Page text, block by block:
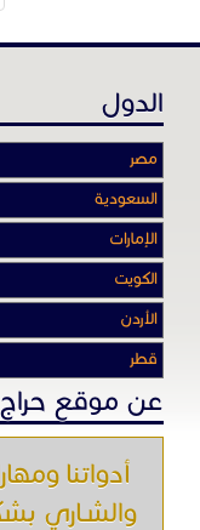
الدول
عن موقع
أدواتنا
والشـاري